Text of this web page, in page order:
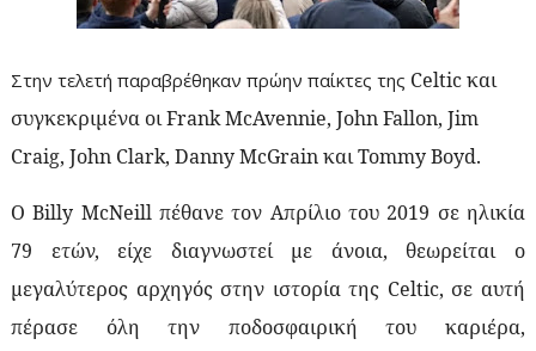
Στην τελετή παραβρέθηκαν πρώην παίκτες της Celticκαι
συγκεκριμένα οιFrankMcAvennie, JohnFallon, Jim
Craig, John Clark, DannyMcGrainκαιTommyBoyd.
ΟBilly McNeillπέθανε τον Απρίλιο του 2019 σε ηλικία
79 ετών, είχε διαγνωστεί με άνοια, θεωρείται ο
μεγαλύτερος αρχηγός στην ιστορία της Celtic, σε αυτή
πέρασε όλη την ποδοσφαιρική του καριέρα,